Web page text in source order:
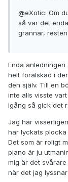
@eXotic: Om
så var det
grannar,
Enda
helt förälskad i
den själv. Till en
inte alls visste
igång så gick det
Jag har
har lyckats
Det som är roligt
piano är ju
mig är det
när det jag